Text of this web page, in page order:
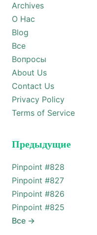
Archives
О Нас
Blog
Все
Вопросы
About Us
Contact Us
Privacy Policy
Terms of Service
Предыдущие
Pinpoint #828
Pinpoint #827
Pinpoint #826
Pinpoint #825
Все →